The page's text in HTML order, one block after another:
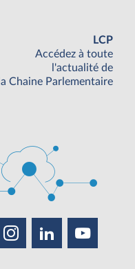
LCP
Accédez à toute
l'actualité de
la Chaine Parlementaire